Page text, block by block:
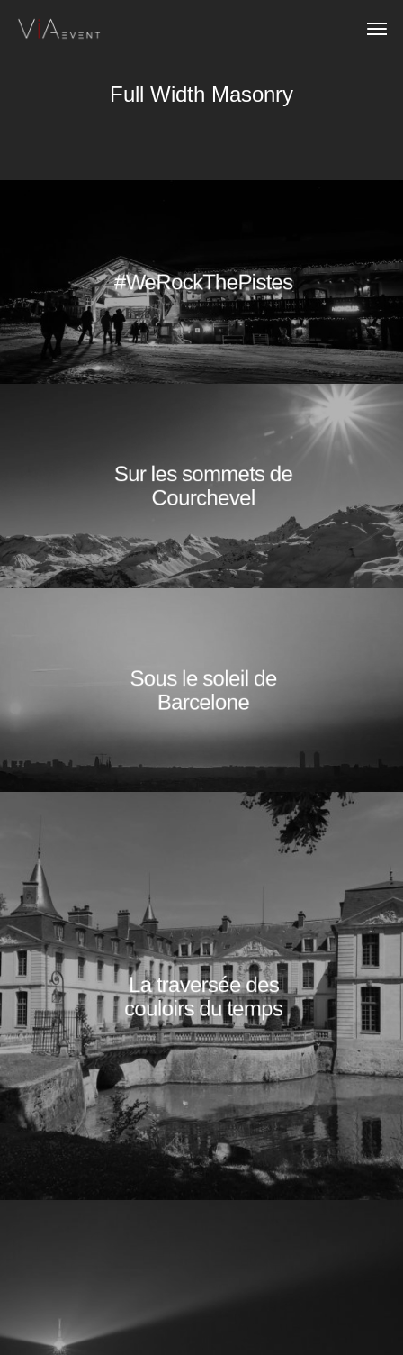
Full Width Masonry
#WeRockThePistes
Sur les sommets de
Courchevel
Sous le soleil de
Barcelone
La traversée des
couloirs du temps